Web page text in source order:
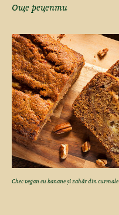
Още рецепти
Chec vegan cu banane și zahăr din curmale